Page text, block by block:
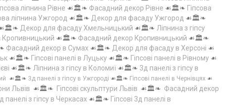
ліпнина Рівне ☙🏛️❧ Фасадний декор Рівне ☙🏛️❧ Гіпсова
ліпнина Ужгород ☙🏛️❧ Декор для фасаду Ужгород ☙🏛️❧
Декор для фасаду Хмельницький ☙🏛️❧ Ліпнина з гіпсу
Кропивницький ☙🏛️❧ Фасадний декор Кропивницький ☙🏛️❧
Фасадний декор в Сумах ☙🏛️❧ Декор для фасаду в Херсоні ☙
☙🏛️❧ Гіпсові панелі в Луцьку ☙🏛️❧ Гіпсові панелі в Рівному ☙
☙🏛️❧ Ліпнина з гіпсу в Коломиї ☙🏛️❧ 3д панелі з гіпсу в
☙🏛️❧ 3д панелі з гіпсу в Ужгороді ☙🏛️❧ Гіпсові панелі в Чернівцях ☙
Львів ☙🏛️❧ Гіпсові скульптури Львів ☙🏛️❧ Фасадний декор
панелі з гіпсу в Черкасах ☙🏛️❧ Гіпсові 3д панелі в